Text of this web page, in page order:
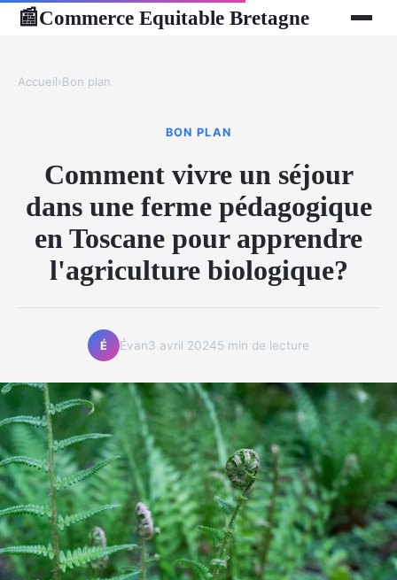
📰Commerce Equitable Bretagne
Accueil›Bon plan
BON PLAN
Comment vivre un séjour
dans une ferme pédagogique
en Toscane pour apprendre
l'agriculture biologique?
É Évan3 avril 20245 min de lecture